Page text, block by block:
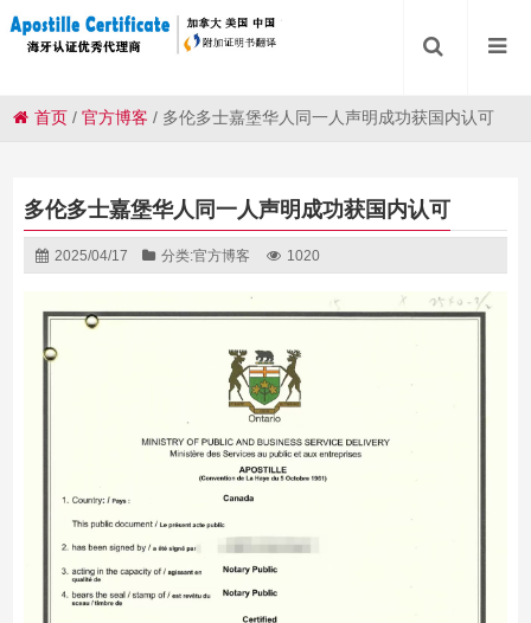
首页 /官方博客 / 多伦多士嘉堡华人同一人声明成功获国内认可
多伦多士嘉堡华人同一人声明成功获国内认可
2025/04/17 分类:官方博客 1020